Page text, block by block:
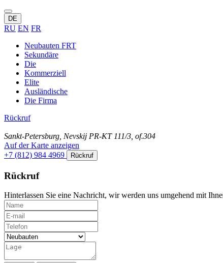
DE
RU EN FR
Neubauten FRT
Sekundäre
Die
Kommerziell
Elite
Ausländische
Die Firma
Rückruf
Sankt-Petersburg, Nevskij PR-KT 111/3, of.304
Auf der Karte anzeigen
+7 (812) 984 4969
Rückruf
Rückruf
Hinterlassen Sie eine Nachricht, wir werden uns umgehend mit